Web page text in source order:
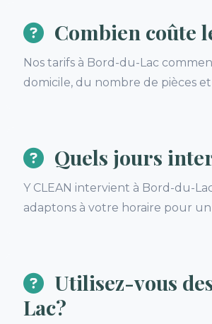
Combien coûte
Nos tarifs à Bord-du-Lac
domicile, du nombre de pièces
Quels jours
Y CLEAN intervient à Bord-du-
adaptons à votre horaire pour un
Utilisez-vous
Lac?